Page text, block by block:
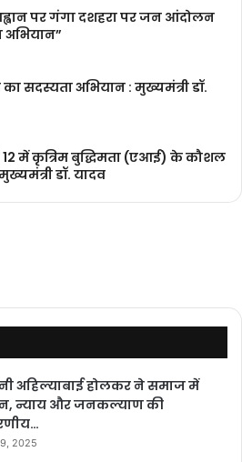
पर गंगा दशहरा पर जन आंदोलन
सदस्यता अभियान : मुख्यमंत्री डॉ.
12 में कृ‍त्रिम बुद्धिमता (एआई) के कौशल
डॉ. यादव
अहिल्याबाई होलकर ने समाज में
न्याय और जनकल्याण की
2025